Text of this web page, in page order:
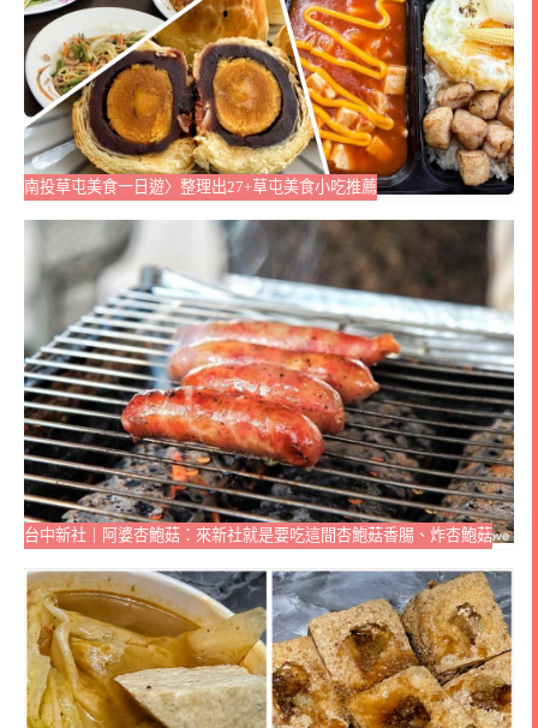
南投草屯美食一日遊〉整理出27+草屯美食小吃推薦
台中新社｜阿婆杏鮑菇：來新社就是要吃這間杏鮑菇香腸、炸杏鮑菇